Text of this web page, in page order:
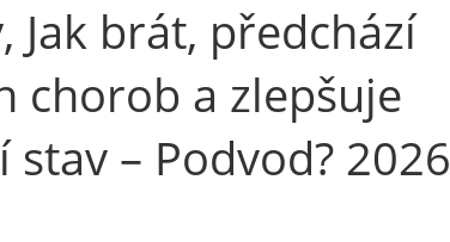
Jak brát, předchází
chorob a zlepšuje
– Podvod? 2026